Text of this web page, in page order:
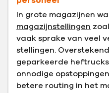
In grote magazijnen
magazijnstellingen
vaak sprake van veel
stellingen.
geparkeerde
onnodige
betere routing in het